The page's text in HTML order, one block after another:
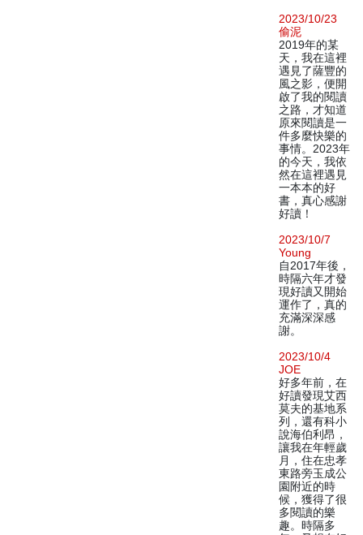
2023/10/23
偷泥
2019年的某
天，我在這裡
遇見了薩豐的
風之影，便開
啟了我的閱讀
之路，才知道
原來閱讀是一
件多麼快樂的
事情。2023年
的今天，我依
然在這裡遇見
一本本的好
書，真心感謝
好讀！
2023/10/7
Young
自2017年後，
時隔六年才發
現好讀又開始
運作了，真的
充滿深深感
謝。
2023/10/4
JOE
好多年前，在
好讀發現艾西
莫夫的基地系
列，還有科小
說海伯利昂，
讓我在年輕歲
月，住在忠孝
東路旁玉成公
園附近的時
候，獲得了很
多閱讀的樂
趣。時隔多